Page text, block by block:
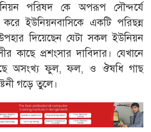
পরিষদ কে অপরূপ সৌন্দর্যে
করে ইউনিয়নবাসিকে একটি পরিছন্ন
দিয়েছেন যেটা সকল ইউনিয়ন
কাছে প্রশংসার দাবিদার। যেখানে
অসংখ্য ফুল, ফল, ও ঔষধি গাছ
গড়ে তুলে।